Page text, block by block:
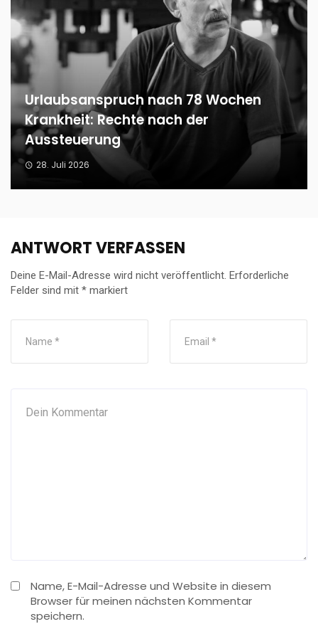
Urlaubsanspruch nach 78 Wochen
Krankheit: Rechte nach der
Aussteuerung
28. Juli 2026
ANTWORT VERFASSEN
Deine E-Mail-Adresse wird nicht veröffentlicht. Erforderliche
Felder sind mit * markiert
Name, E-Mail-Adresse und Website in diesem
Browser für meinen nächsten Kommentar
speichern.